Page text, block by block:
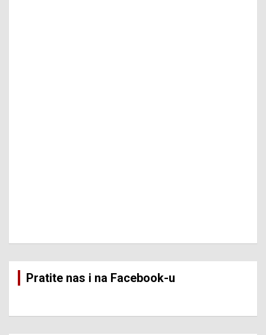
Pratite nas i na Facebook-u